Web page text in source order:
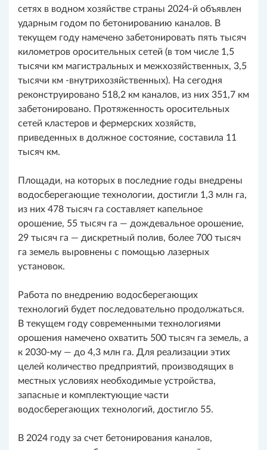
сетях в водном хозяйстве страны 2024-й объявлен
ударным годом по бетонированию каналов. В
текущем году намечено забетонировать пять тысяч
километров оросительных сетей (в том числе 1,5
тысячи км магистральных и межхозяйственных, 3,5
тысячи км -внутрихозяйственных). На сегодня
реконструировано 518,2 км каналов, из них 351,7 км
забетонировано. Протяженность оросительных
сетей кластеров и фермерских хозяйств,
приведенных в должное состояние, составила 11
тысяч км.
Площади, на которых в последние годы внедрены
водосберегающие технологии, достигли 1,3 млн га,
из них 478 тысяч га составляет капельное
орошение, 55 тысяч га — дождевальное орошение,
29 тысяч га — дискретный полив, более 700 тысяч
га земель выровнены с помощью лазерных
установок.
Работа по внедрению водосберегающих
технологий будет последовательно продолжаться.
В текущем году современными технологиями
орошения намечено охватить 500 тысяч га земель, а
к 2030-му — до 4,3 млн га. Для реализации этих
целей количество предприятий, производящих в
местных условиях необходимые устройства,
запасные и комплектующие части
водосберегающих технологий, достигло 55.
В 2024 году за счет бетонирования каналов,